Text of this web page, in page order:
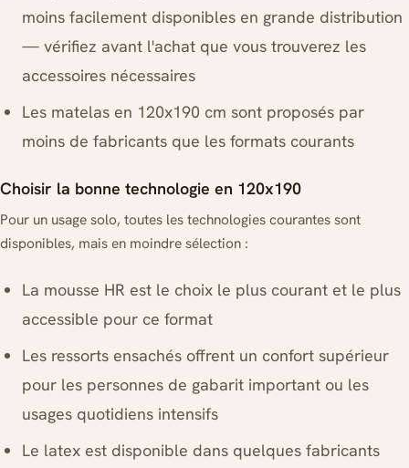
moins facilement disponibles en grande distribution
— vérifiez avant l'achat que vous trouverez les
accessoires nécessaires
Les matelas en 120x190 cm sont proposés par
moins de fabricants que les formats courants
Choisir la bonne technologie en 120x190
Pour un usage solo, toutes les technologies courantes sont
disponibles, mais en moindre sélection :
La mousse HR est le choix le plus courant et le plus
accessible pour ce format
Les ressorts ensachés offrent un confort supérieur
pour les personnes de gabarit important ou les
usages quotidiens intensifs
Le latex est disponible dans quelques fabricants